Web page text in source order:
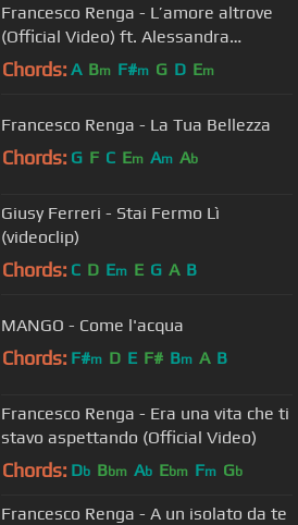
Francesco Renga - L’amore altrove
(Official Video) ft. Alessandra
Amoroso
Chords: A Bm F#m G D Em
Francesco Renga - La Tua Bellezza
Chords: G F C Em Am Ab
Giusy Ferreri - Stai Fermo Lì
(videoclip)
Chords: C D Em E G A B
MANGO - Come l'acqua
Chords: F#m D E F# Bm A B
Francesco Renga - Era una vita che ti
stavo aspettando (Official Video)
Chords: Db Bbm Ab Ebm Fm Gb
Francesco Renga - A un isolato da te